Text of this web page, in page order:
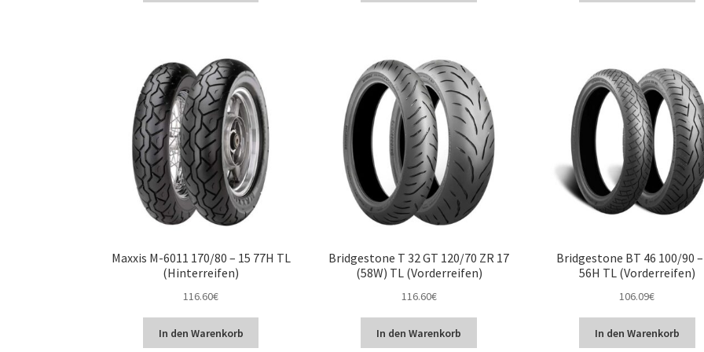
Maxxis M-6011 170/80 – 15 77H TL
(Hinterreifen)
116.60€
In den Warenkorb
Bridgestone T 32 GT 120/70 ZR 17
(58W) TL (Vorderreifen)
116.60€
In den Warenkorb
Bridgestone BT 46 100/90
56H TL (Vorderreifen)
106.09€
In den Warenkorb